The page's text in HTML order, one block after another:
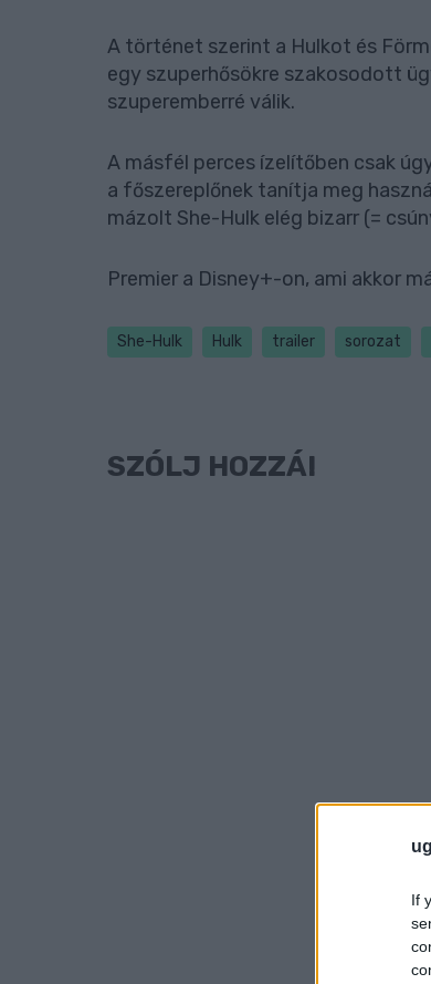
If
A történet szerint a Hulkot és
egy szuperhősökre szakosodott
szuperemberré válik.
A másfél perces ízelítőben csak
a főszereplőnek tanítja meg
mázolt She-Hulk elég bizarr (=
Premier a Disney+-on, ami akkor
She-Hulk Hulk trailer sorozat
SZÓLJ HOZZÁ!